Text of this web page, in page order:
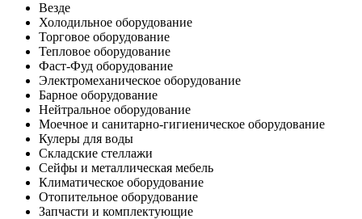
Везде
Холодильное оборудование
Торговое оборудование
Тепловое оборудование
Фаст-Фуд оборудование
Электромеханическое оборудование
Барное оборудование
Нейтральное оборудование
Моечное и санитарно-гигиеническое оборудование
Кулеры для воды
Складские стеллажи
Сейфы и металлическая мебель
Климатическое оборудование
Отопительное оборудование
Запчасти и комплектующие